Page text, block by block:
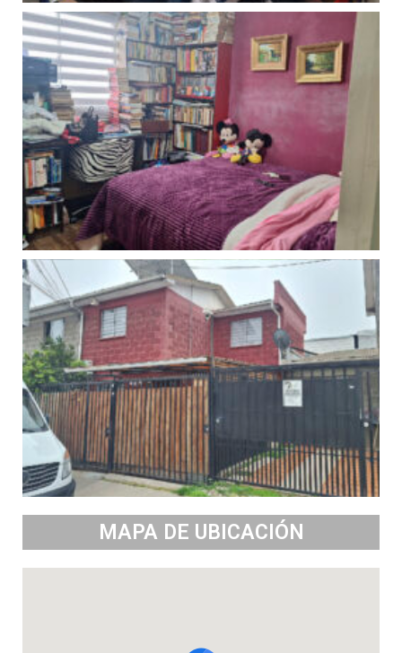
MAPA DE UBICACIÓN